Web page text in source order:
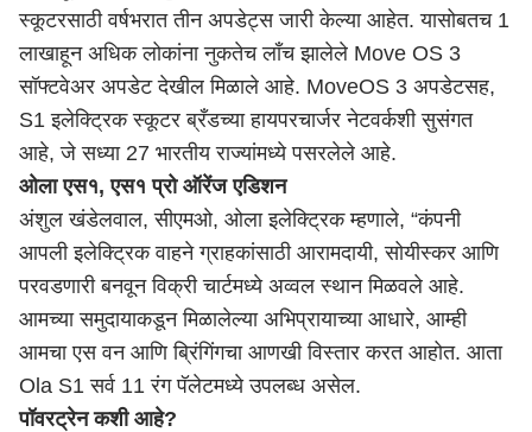
स्कूटरसाठी वर्षभरात तीन अपडेट्स जारी केल्या आहेत. यासोबतच 1
लाखाहून अधिक लोकांना नुकतेच लाँच झालेले Move OS 3
सॉफ्टवेअर अपडेट देखील मिळाले आहे. MoveOS 3 अपडेटसह,
S1 इलेक्ट्रिक स्कूटर ब्रँडच्या हायपरचार्जर नेटवर्कशी सुसंगत
आहे, जे सध्या 27 भारतीय राज्यांमध्ये पसरलेले आहे.
ओला एस१, एस१ प्रो ऑरेंज एडिशन
अंशुल खंडेलवाल, सीएमओ, ओला इलेक्ट्रिक म्हणाले, “कंपनी
आपली इलेक्ट्रिक वाहने ग्राहकांसाठी आरामदायी, सोयीस्कर आणि
परवडणारी बनवून विक्री चार्टमध्ये अव्वल स्थान मिळवले आहे.
आमच्या समुदायाकडून मिळालेल्या अभिप्रायाच्या आधारे, आम्ही
आमचा एस वन आणि ब्रिंगिंगचा आणखी विस्तार करत आहोत. आता
Ola S1 सर्व 11 रंग पॅलेटमध्ये उपलब्ध असेल.
पॉवरट्रेन कशी आहे?